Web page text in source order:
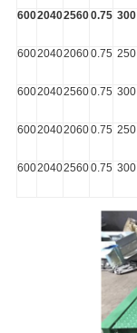
300
0.75
2560
2040
600
250
0.75
2060
2040
600
300
0.75
2560
2040
600
250
0.75
2060
2040
600
300
0.75
2560
2040
600